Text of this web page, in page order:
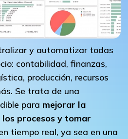
y automatizar todas
contabilidad, finanzas,
producción, recursos
Se trata de una
para mejorar la
procesos y tomar
tiempo real, ya sea en una